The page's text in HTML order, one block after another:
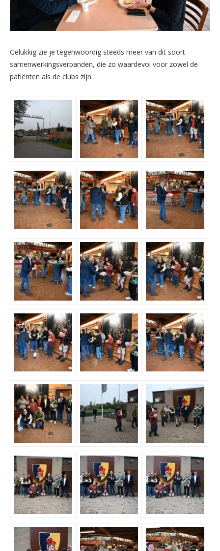
Gelukkig zie je tegenwoordig steeds meer van dit soort
samenwerkingsverbanden, die zo waardevol voor zowel de
patiënten als de clubs zijn.